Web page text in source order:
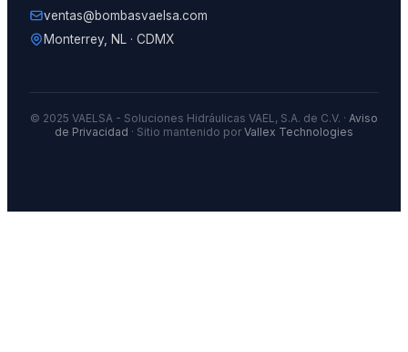
ventas@bombasvaelsa.com
Monterrey, NL · CDMX
© 2025 VAELSA - Soluciones Hidráulicas VAEL, S.A. de C.V. · Aviso
de Privacidad · Sitio mantenido por Vallex Technologies